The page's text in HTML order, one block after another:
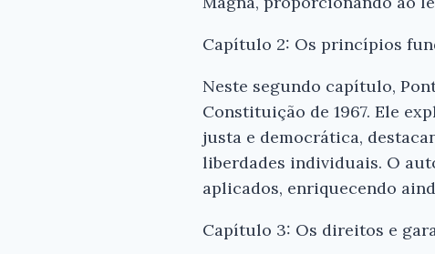
Capítulo 2: Os princípios
Neste segundo capítulo,
Constituição de 1967. Ele
justa e democrática,
liberdades individuais. O
aplicados, enriquecendo
Capítulo 3: Os direitos e